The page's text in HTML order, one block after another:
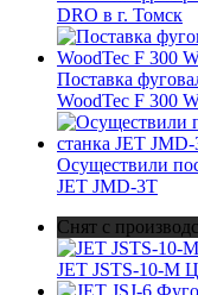
DRO в г. Томск
Поставка
WoodTec F 300
Осуществили
JET JMD-3T
Снят с
JET JSTS-10-M